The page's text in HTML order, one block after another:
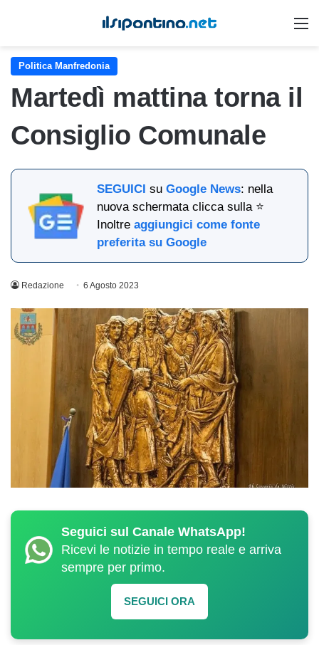
Politica Manfredonia
Martedì mattina torna il
Consiglio Comunale
SEGUICI suGoogle News: nella
nuova schermata clicca sulla ⭐
Inoltreaggiungici come fonte
preferita su Google
Redazione 6 Agosto 2023
Seguici sul Canale WhatsApp!
Ricevi le notizie in tempo reale e arriva
sempre per primo.
SEGUICI ORA